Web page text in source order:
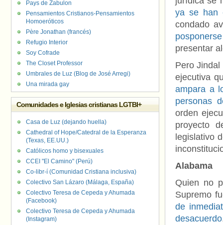
ya se han
condado
presentar
Pero
ejecutiva
ampara a
personas
orden
proyecto
legislativo
Alabama
Quien no
Supremo
de
desacuerdo
Pays de Zabulon
Pensamientos Cristianos-Pensamientos
Homoeróticos
Père Jonathan (francés)
Refugio Interior
Soy Cofrade
The Closet Professor
Umbrales de Luz (Blog de José Arregi)
Una mirada gay
Comunidades e Iglesias cristianas LGTBI+
Casa de Luz (dejando huella)
Cathedral of Hope/Catedral de la Esperanza
(Texas, EE.UU.)
Católicos homo y bisexuales
CCEI "El Camino" (Perú)
Co-libr-í (Comunidad Cristiana inclusiva)
Colectivo San Lázaro (Málaga, España)
Colectivo Teresa de Cepeda y Ahumada
(Facebook)
Colectivo Teresa de Cepeda y Ahumada
(Instagram)